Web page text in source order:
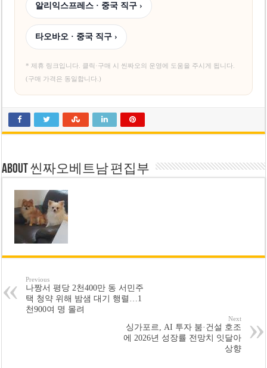
알리익스프레스 · 중국 직구 ›
타오바오 · 중국 직구 ›
* 제휴 링크입니다. 클릭·구매 시 씬짜오의 운영에 도움을 주시게 됩니다.
(구매 가격은 동일합니다.)
About 씬짜오베트남 편집부
Previous
나짱서 평당 2천400만 동 서민주
택 청약 위해 밤샘 대기 행렬…1
천900여 명 몰려
Next
싱가포르, AI 투자 붐·건설 호조
에 2026년 성장률 전망치 잇달아
상향